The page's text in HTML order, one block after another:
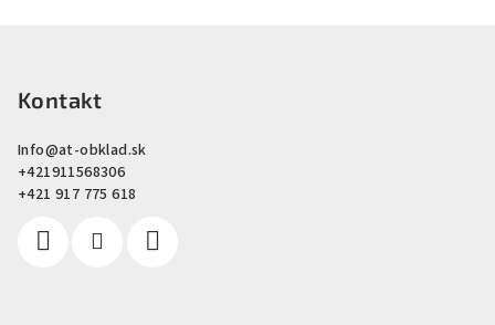
Kontakt
Info@at-obklad.sk
+421911568306
+421 917 775 618